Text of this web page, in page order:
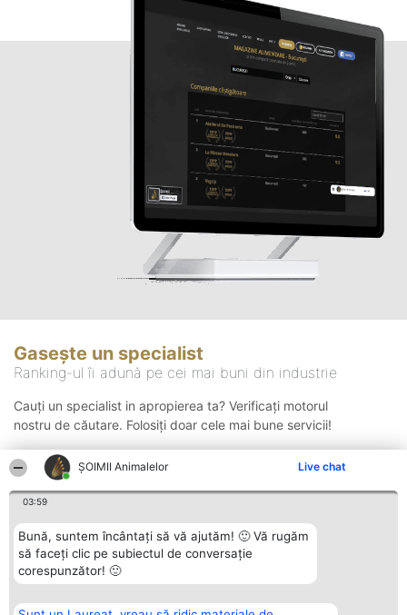
ŞOIMII Animalelor Live chat
03:59
Bună, suntem încântați să vă ajutăm! 🙂 Vă rugăm
să faceți clic pe subiectul de conversație
corespunzător! 🙂
Gasește un specialist
Ranking-ul îi adună pe cei mai buni din industrie
Cauți un specialist in apropierea ta? Verificați motorul
nostru de căutare. Folosiți doar cele mai bune servicii!